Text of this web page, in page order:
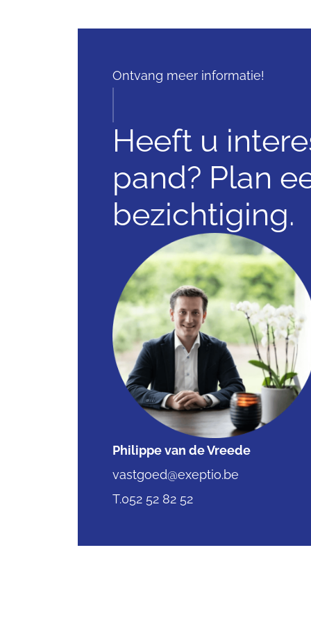
Ontvang meer informatie!
Heeft u
pand? Plan
bezichtiging.
Philippe van de Vreede
vastgoed@exeptio.be
T.052 52 82 52